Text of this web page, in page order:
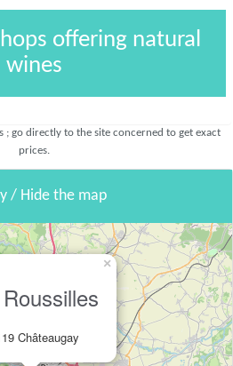
offering natural
wines
; go directly to the site concerned to get exact
prices.
/ Hide the map
Châteaugay
×